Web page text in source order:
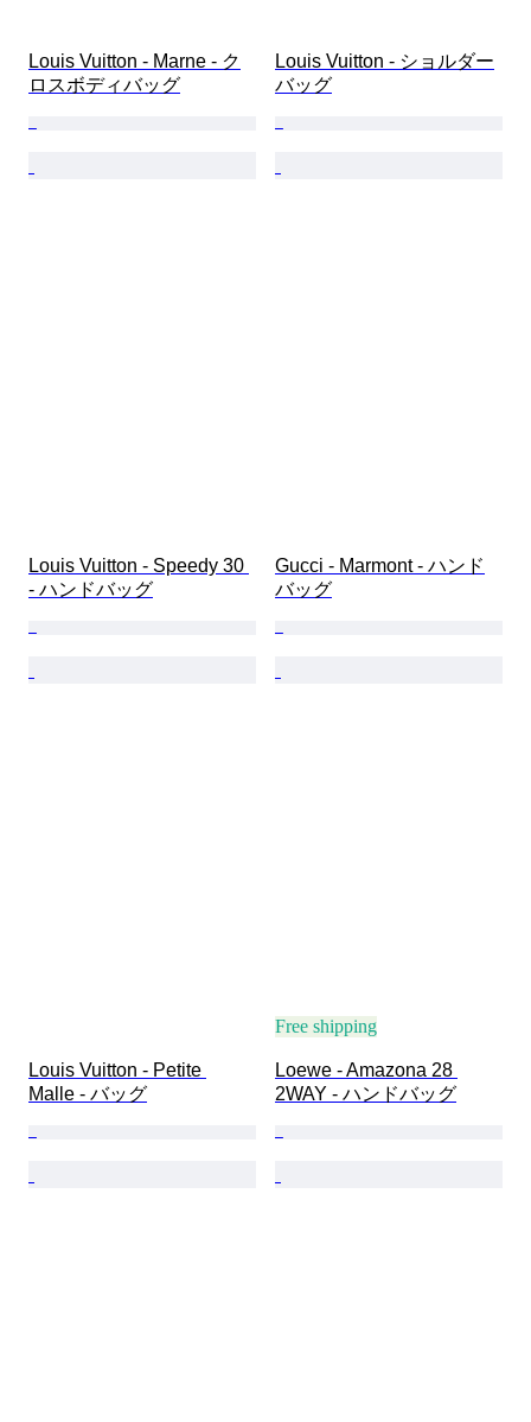
Louis Vuitton - Marne - ク
ロスボディバッグ
Louis Vuitton - ショルダー
バッグ
Louis Vuitton - Speedy 30
- ハンドバッグ
Gucci - Marmont - ハンド
バッグ
Louis Vuitton - Petite
Malle - バッグ
Free shipping
Loewe - Amazona 28
2WAY - ハンドバッグ